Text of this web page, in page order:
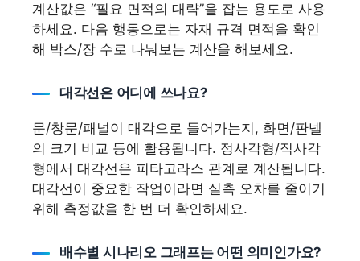
계산값은 “필요 면적의 대략”을 잡는 용도로 사용
하세요. 다음 행동으로는 자재 규격 면적을 확인
해 박스/장 수로 나눠보는 계산을 해보세요.
대각선은 어디에 쓰나요?
문/창문/패널이 대각으로 들어가는지, 화면/판넬
의 크기 비교 등에 활용됩니다. 정사각형/직사각
형에서 대각선은 피타고라스 관계로 계산됩니다.
대각선이 중요한 작업이라면 실측 오차를 줄이기
위해 측정값을 한 번 더 확인하세요.
배수별 시나리오 그래프는 어떤 의미인가요?